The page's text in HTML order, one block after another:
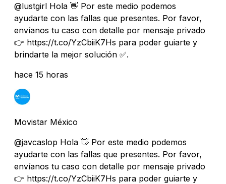
@lustgirl Hola 👋 Por este medio podemos
ayudarte con las fallas que presentes. Por favor,
envíanos tu caso con detalle por mensaje privado
👉 https://t.co/YzCbiiK7Hs para poder guiarte y
brindarte la mejor solución ✅.
hace 15 horas
Movistar México
@javcaslop Hola 👋 Por este medio podemos
ayudarte con las fallas que presentes. Por favor,
envíanos tu caso con detalle por mensaje privado
👉 https://t.co/YzCbiiK7Hs para poder guiarte y